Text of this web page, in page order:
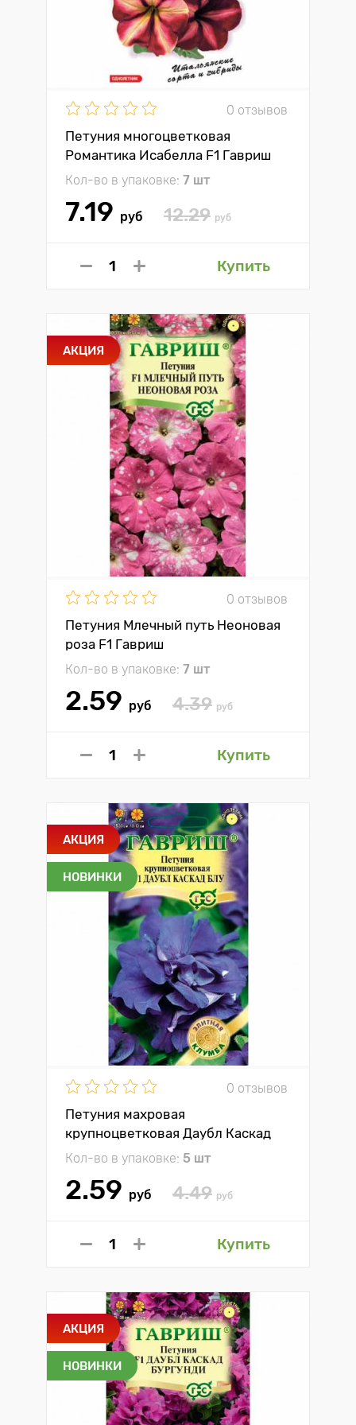
0 отзывов
Петуния многоцветковая
Романтика Исабелла F1 Гавриш
Кол-во в упаковке: 7 шт
7.19 руб 12.29 руб
Купить
АКЦИЯ
0 отзывов
Петуния Млечный путь Неоновая
роза F1 Гавриш
Кол-во в упаковке: 7 шт
2.59 руб 4.39 руб
Купить
АКЦИЯ
НОВИНКИ
0 отзывов
Петуния махровая
крупноцветковая Даубл Каскад
Блу F1 Гавриш
Кол-во в упаковке: 5 шт
2.59 руб 4.49 руб
Купить
АКЦИЯ
НОВИНКИ